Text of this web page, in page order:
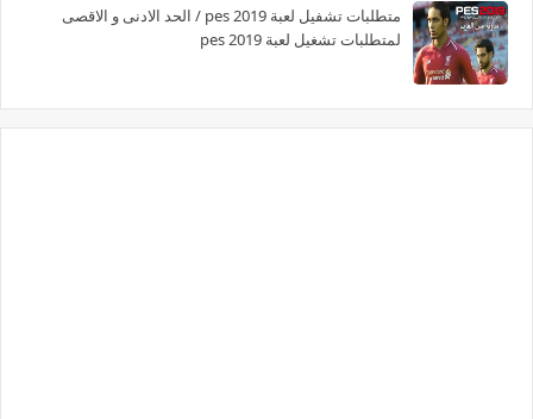
متطلبات تشفيل لعبة pes 2019 / الحد الادنى و الاقصى
لمتطلبات تشغيل لعبة pes 2019